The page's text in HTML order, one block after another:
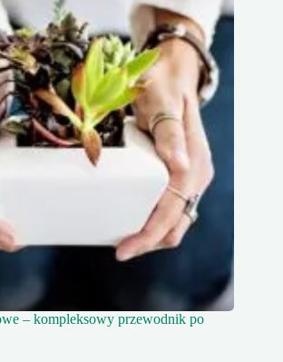
– kompleksowy przewodnik po